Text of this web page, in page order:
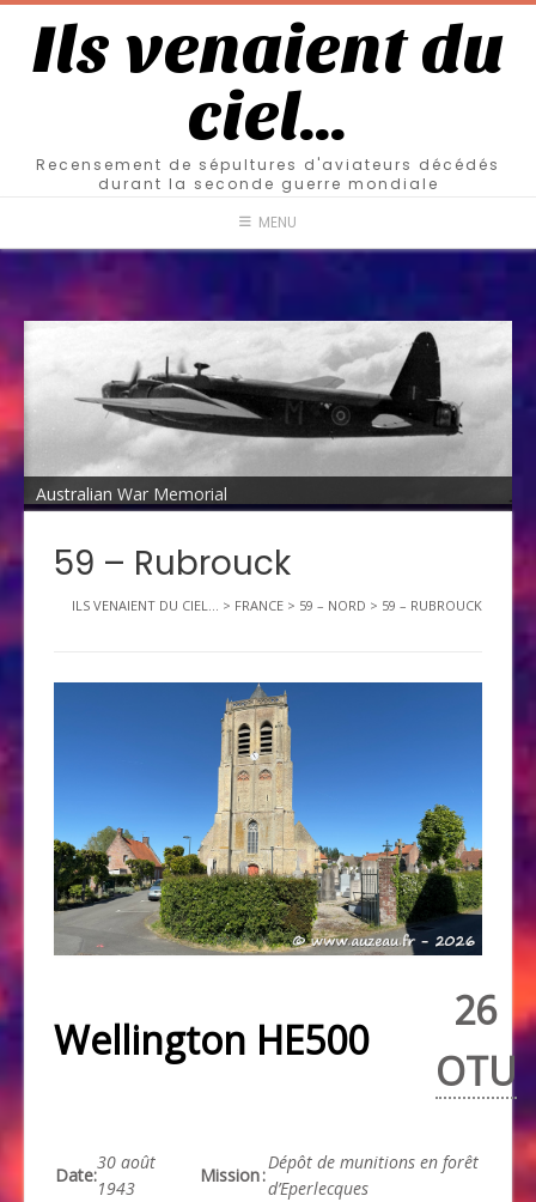
Ils venaient du
ciel…
Recensement de sépultures d'aviateurs décédés
durant la seconde guerre mondiale
MENU
Australian War Memorial
59 – Rubrouck
ILS VENAIENT DU CIEL... > FRANCE > 59 – NORD > 59 – RUBROUCK
Wellington HE500
26
OTU
Date:
30 août
1943
Mission:
Dépôt de munitions en forêt
d’Eperlecques